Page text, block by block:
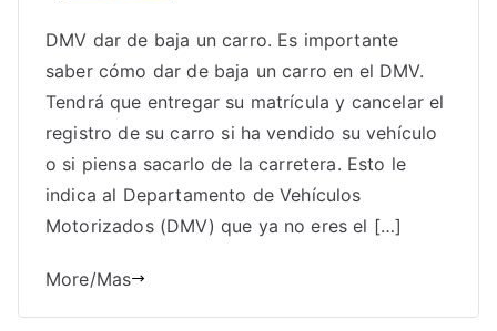
DMV dar de baja un carro. Es importante
saber cómo dar de baja un carro en el DMV.
Tendrá que entregar su matrícula y cancelar el
registro de su carro si ha vendido su vehículo
o si piensa sacarlo de la carretera. Esto le
indica al Departamento de Vehículos
Motorizados (DMV) que ya no eres el […]
More/Mas